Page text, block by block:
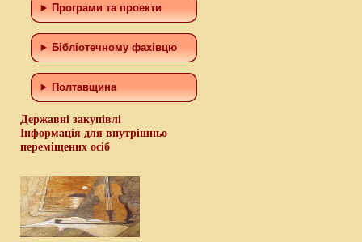
Програми та проекти
Бiблiотечному фахiвцю
Полтавщина
Державні закупівлі
Інформація для внутрішньо
переміщених осіб